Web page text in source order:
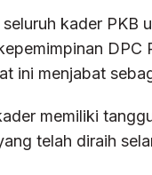
kader PKB
ini menjabat
memiliki
telah diraih